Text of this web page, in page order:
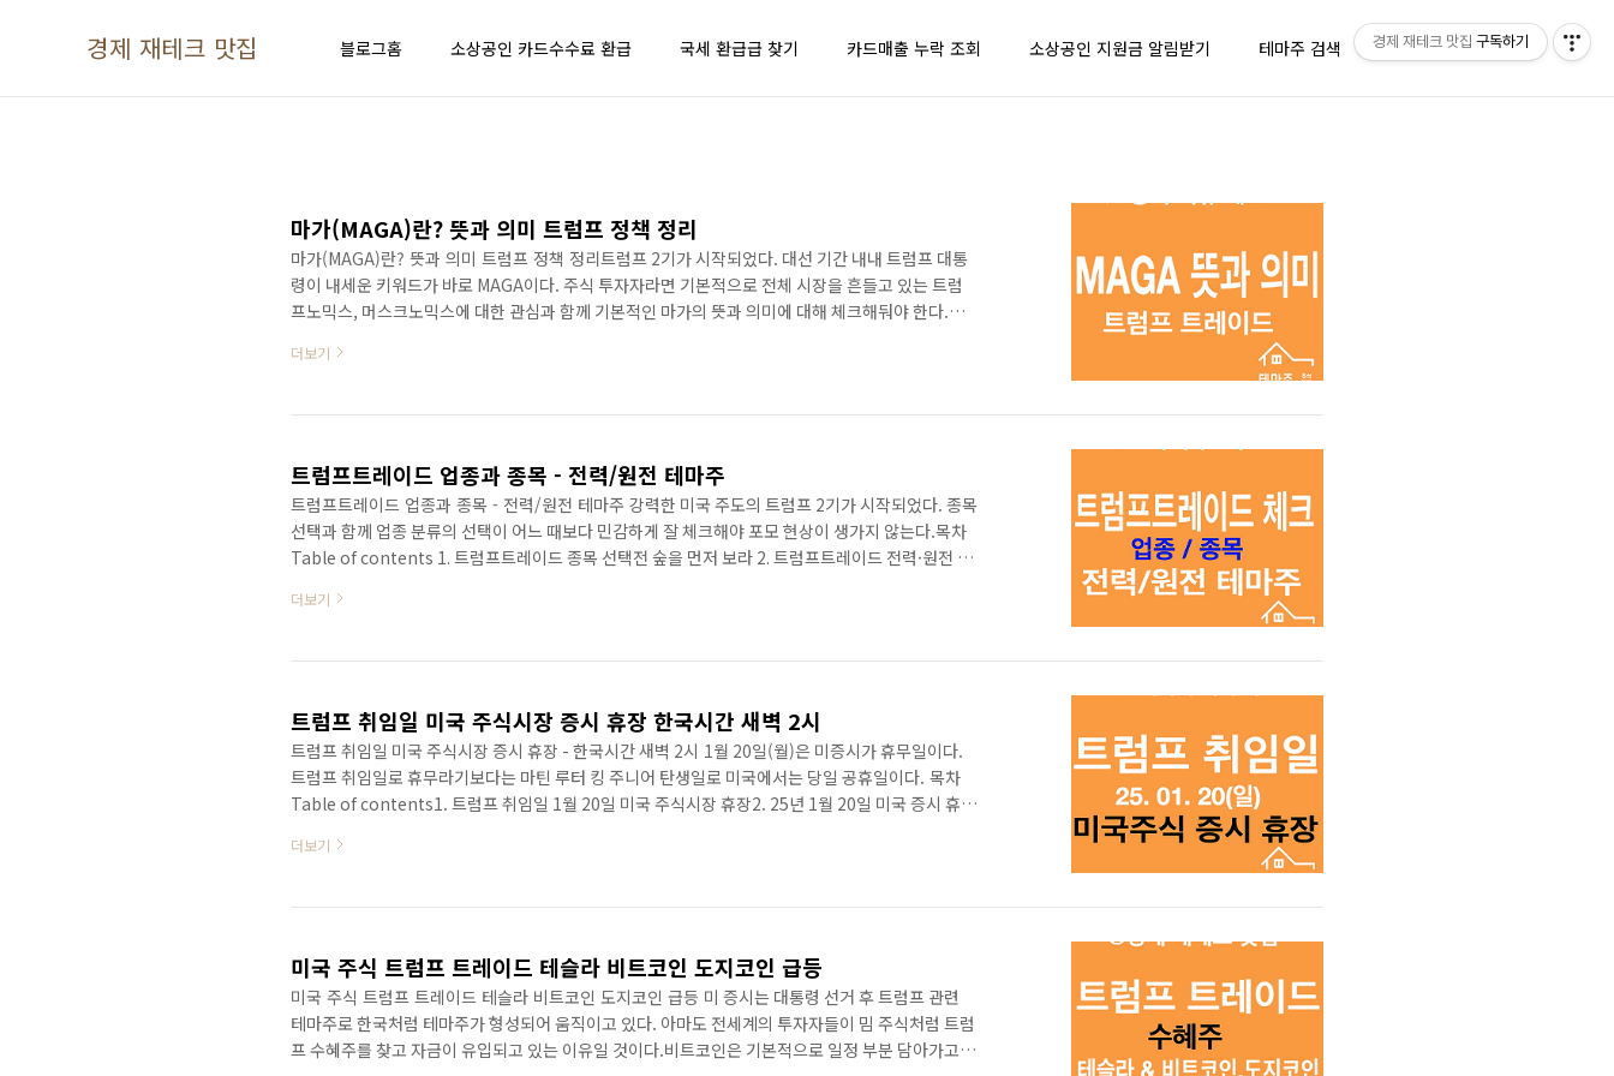
경제 재테크 맛집 블로그홈 소상공인 카드수수료 환급 국세 환급급 찾기 카드매출 누락 조회 소상공인 지원금 알림받기 테마주 검색 더체크 경제뉴스
마가(MAGA)란? 뜻과 의미 트럼프 정책 정리
마가(MAGA)란? 뜻과 의미 트럼프 정책 정리트럼프 2기가 시작되었다. 대선 기간 내내 트럼프 대통
령이 내세운 키워드가 바로 MAGA이다. 주식 투자자라면 기본적으로 전체 시장을 흔들고 있는 트럼
프노믹스, 머스크노믹스에 대한 관심과 함께 기본적인 마가의 뜻과 의미에 대해 체크해둬야 한다.목
미국 트럼프 트레이드 관련 업종 추천글 1. 마가(MAGA)란? 뜻과 의미MAGA(마가)는 2016년 미국
번역하면 "다시 미국을 위대하게"라는 뜻으로 저소득, 저학력의 백인 블루칼라..
더보기
트럼프트레이드 업종과 종목 - 전력/원전 테마주
트럼프트레이드 업종과 종목 - 전력/원전 테마주 강력한 미국 주도의 트럼프 2기가 시작되었다. 종목
선택과 함께 업종 분류의 선택이 어느 때보다 민감하게 잘 체크해야 포모 현상이 생가지 않는다.목차
Table of contents 1. 트럼프트레이드 종목 선택전 숲을 먼저 보라 2. 트럼프트레이드 전력·원전 분
이슈는 언제든지 발생할 수 있어 종목별 대응은 개인의 판단에 의해 대응의 영역이다.하지만, 큰 흐름
한다. 2. 트럼프트레이드 전력·원전 분류 종목AI 패권을 언급하면서 일론 머스크의 "전력 쇼티..
더보기
트럼프 취임일 미국 주식시장 증시 휴장 한국시간 새벽 2시
트럼프 취임일 미국 주식시장 증시 휴장 - 한국시간 새벽 2시 1월 20일(월)은 미증시가 휴무일이다.
트럼프 취임일로 휴무라기보다는 마틴 루터 킹 주니어 탄생일로 미국에서는 당일 공휴일이다. 목차
Table of contents1. 트럼프 취임일 1월 20일 미국 주식시장 휴장2. 25년 1월 20일 미국 증시 휴장
글 미국 증시 투자에서 달력에 기본적으로 미국 증시 휴무일은 체크해두면 편리하다. 25년 월별 일자
2.0이 시작되는 미국 대통령 취임일은 1월 20일이다.트럼프 트레이드, 머스크트레이드라는 말..
더보기
미국 주식 트럼프 트레이드 테슬라 비트코인 도지코인 급등
미국 주식 트럼프 트레이드 테슬라 비트코인 도지코인 급등 미 증시는 대통령 선거 후 트럼프 관련
테마주로 한국처럼 테마주가 형성되어 움직이고 있다. 아마도 전세계의 투자자들이 밈 주식처럼 트럼
프 수혜주를 찾고 자금이 유입되고 있는 이유일 것이다.비트코인은 기본적으로 일정 부분 담아가고,
경제 재테크 맛집 구독하기